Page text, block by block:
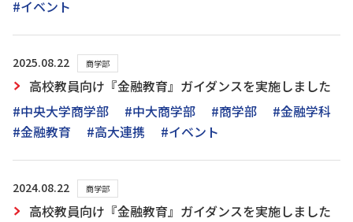
#イベント
2025.08.22 商学部
高校教員向け『金融教育』ガイダンスを実施しました
#中央大学商学部
#中大商学部 #商学部
#金融学科
#金融教育
#高大連携 #イベント
2024.08.22 商学部
高校教員向け『金融教育』ガイダンスを実施しました